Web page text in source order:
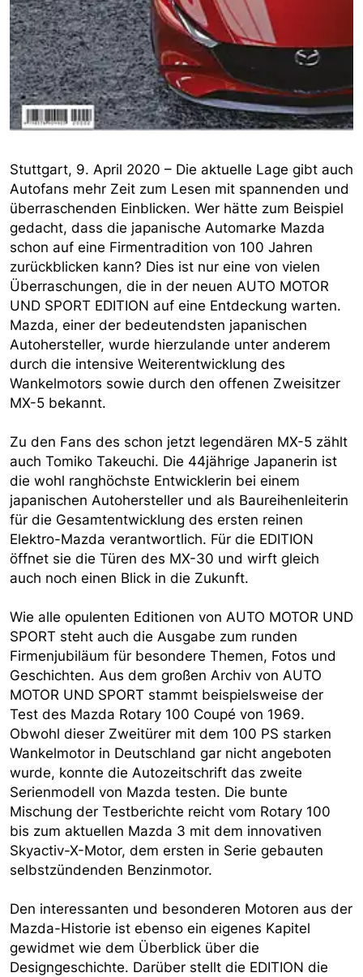
Stuttgart, 9. April 2020 – Die aktuelle Lage gibt auch
Autofans mehr Zeit zum Lesen mit spannenden und
überraschenden Einblicken. Wer hätte zum Beispiel
gedacht, dass die japanische Automarke Mazda
schon auf eine Firmentradition von 100 Jahren
zurückblicken kann? Dies ist nur eine von vielen
Überraschungen, die in der neuen AUTO MOTOR
UND SPORT EDITION auf eine Entdeckung warten.
Mazda, einer der bedeutendsten japanischen
Autohersteller, wurde hierzulande unter anderem
durch die intensive Weiterentwicklung des
Wankelmotors sowie durch den offenen Zweisitzer
MX-5 bekannt.
Zu den Fans des schon jetzt legendären MX-5 zählt
auch Tomiko Takeuchi. Die 44jährige Japanerin ist
die wohl ranghöchste Entwicklerin bei einem
japanischen Autohersteller und als Baureihenleiterin
für die Gesamtentwicklung des ersten reinen
Elektro-Mazda verantwortlich. Für die EDITION
öffnet sie die Türen des MX-30 und wirft gleich
auch noch einen Blick in die Zukunft.
Wie alle opulenten Editionen von AUTO MOTOR UND
SPORT steht auch die Ausgabe zum runden
Firmenjubiläum für besondere Themen, Fotos und
Geschichten. Aus dem großen Archiv von AUTO
MOTOR UND SPORT stammt beispielsweise der
Test des Mazda Rotary 100 Coupé von 1969.
Obwohl dieser Zweitürer mit dem 100 PS starken
Wankelmotor in Deutschland gar nicht angeboten
wurde, konnte die Autozeitschrift das zweite
Serienmodell von Mazda testen. Die bunte
Mischung der Testberichte reicht vom Rotary 100
bis zum aktuellen Mazda 3 mit dem innovativen
Skyactiv-X-Motor, dem ersten in Serie gebauten
selbstzündenden Benzinmotor.
Den interessanten und besonderen Motoren aus der
Mazda-Historie ist ebenso ein eigenes Kapitel
gewidmet wie dem Überblick über die
Designgeschichte. Darüber stellt die EDITION die